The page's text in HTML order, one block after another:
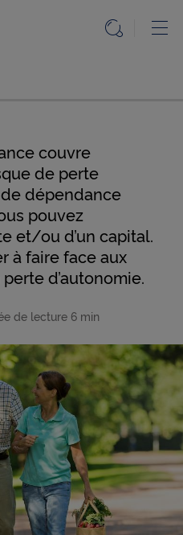
couvre
de perte
de dépendance
pouvez
et/ou d’un capital.
à faire face aux
d’autonomie.
de lecture 6 min